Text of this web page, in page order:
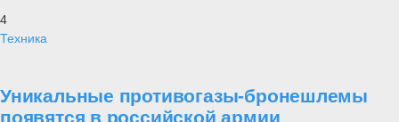
4
Техника
Уникальные противогазы-бронешлемы
появятся в российской армии